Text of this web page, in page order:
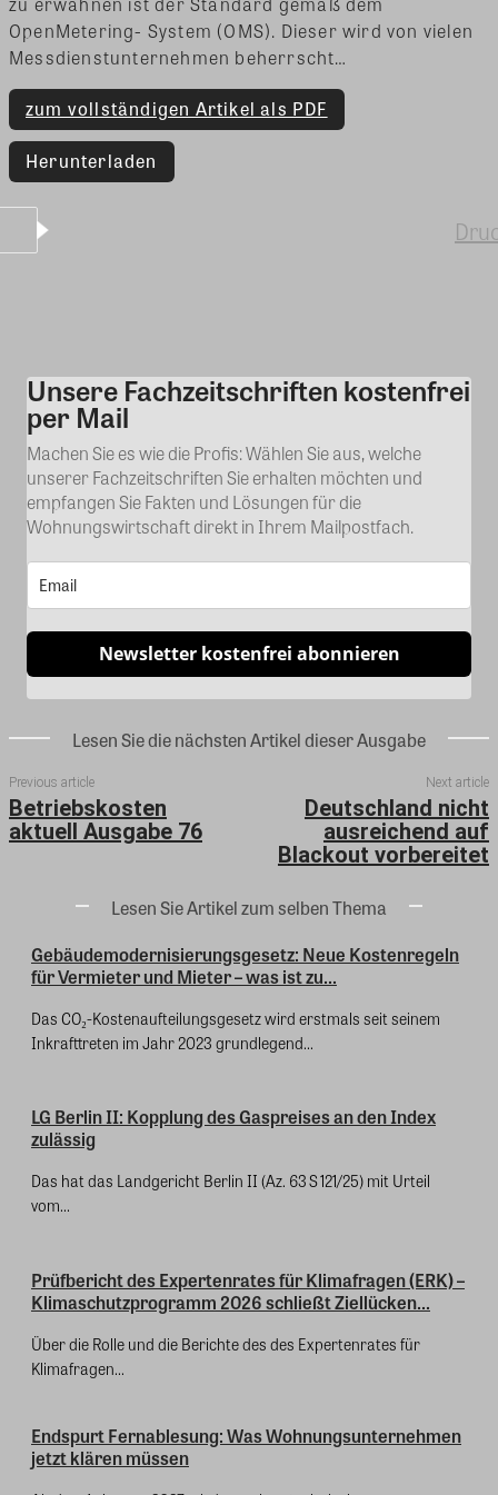
OpenMetering- System (OMS). Dieser wird von vielen
Messdienstunternehmen beherrscht…
zum vollständigen Artikel als PDF
Herunterladen
Kommentar
Unsere Fachzeitschriften kostenfrei
per Mail
Machen Sie es wie die Profis: Wählen Sie aus, welche
unserer Fachzeitschriften Sie erhalten möchten und
empfangen Sie Fakten und Lösungen für die
Wohnungswirtschaft direkt in Ihrem Mailpostfach.
Newsletter kostenfrei abonnieren
Lesen Sie die nächsten Artikel dieser Ausgabe
Previous article
Betriebskosten
aktuell Ausgabe 76
Next article
Deutschland nicht
ausreichend auf
Blackout vorbereitet
Lesen Sie Artikel zum selben Thema
Gebäudemodernisierungsgesetz: Neue Kostenregeln
für Vermieter und Mieter – was ist zu...
Das CO₂-Kostenaufteilungsgesetz wird erstmals seit seinem
Inkrafttreten im Jahr 2023 grundlegend...
LG Berlin II: Kopplung des Gaspreises an den Index
zulässig
Das hat das Landgericht Berlin II (Az. 63 S 121/25) mit Urteil
vom...
Prüfbericht des Expertenrates für Klimafragen (ERK) –
Klimaschutzprogramm 2026 schließt Ziellücken...
Über die Rolle und die Berichte des des Expertenrates für
Klimafragen...
Endspurt Fernablesung: Was Wohnungsunternehmen
jetzt klären müssen